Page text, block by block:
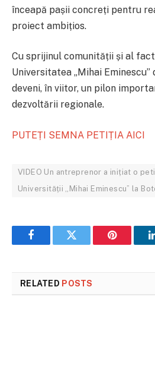
înceapă pașii concreți pentru
proiect ambițios.
Cu sprijinul comunității și al
Universitatea „Mihai
deveni, în viitor, un pilon
dezvoltării regionale.
PUTEȚI SEMNA PETIȚIA AICI
VIDEO Un antreprenor a inițiat o
Universității „Mihai Eminescu” la
FacebookTwitter Pinterest
RELATED POSTS